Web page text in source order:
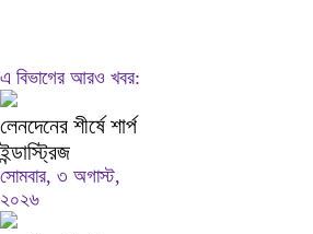
এ বিভাগের আরও খবর:
লেনদেনের শীর্ষে শার্প
ইন্ডাস্ট্রিজ
সোমবার, ৩ অগাস্ট,
২০২৬